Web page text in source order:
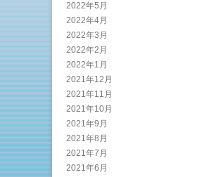
2022年5月
2022年4月
2022年3月
2022年2月
2022年1月
2021年12月
2021年11月
2021年10月
2021年9月
2021年8月
2021年7月
2021年6月